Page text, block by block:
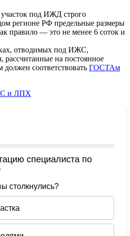
под ИЖД строго
регионе РФ предельные размеры
правило — это не менее 6 соток и
отводимых под ИЖС,
рассчитанные на постоянное
соответствовать ГОСТАм
и ЛПХ